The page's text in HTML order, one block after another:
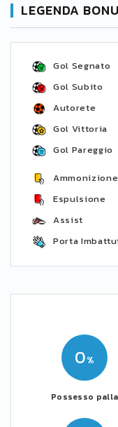
LEGENDA
Gol Segnato
Gol Subito
Autorete
Gol Vittoria
Gol Pareggio
Ammonizione
Espulsione
Assist
Porta
0
Possesso palla